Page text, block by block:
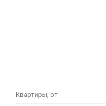
Квартиры, от